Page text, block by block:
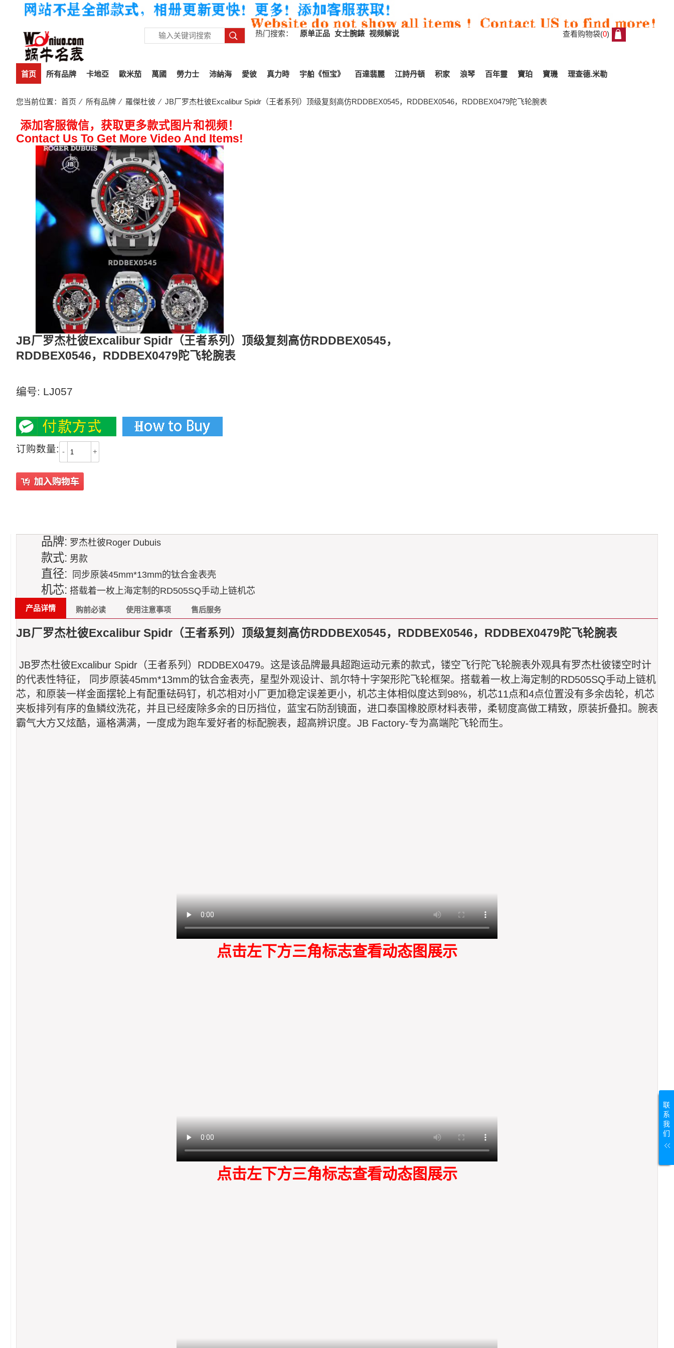
热门搜索： 原单正品 女士腕錶 视频解说 查看购物袋(0)
首页 所有品牌 卡地亞 歐米茄 萬國 勞力士 沛納海 愛彼 真力時 宇舶《恒宝》 百達翡麗 江詩丹頓 积家 浪琴 百年靈 寶珀 寶璣 理查德.米勒
您当前位置： 首页 ⁄ 所有品牌 ⁄ 羅傑杜彼 ⁄ JB厂罗杰杜彼Excalibur Spidr（王者系列）顶级复刻高仿RDDBEX0545，RDDBEX0546，RDDBEX0479陀飞轮腕表
添加客服微信，获取更多款式图片和视频！
Contact Us To Get More Video And Items!
JB厂罗杰杜彼Excalibur Spidr（王者系列）顶级复刻高仿RDDBEX0545，
RDDBEX0546，RDDBEX0479陀飞轮腕表
编号: LJ057
订购数量: - +
品牌: 罗杰杜彼Roger Dubuis
款式: 男款
直径: 同步原装45mm*13mm的钛合金表壳
机芯: 搭载着一枚上海定制的RD505SQ手动上链机芯
产品详情 购前必读 使用注意事项 售后服务
JB厂罗杰杜彼Excalibur Spidr（王者系列）顶级复刻高仿RDDBEX0545，RDDBEX0546，RDDBEX0479陀飞轮腕表
JB罗杰杜彼Excalibur Spidr（王者系列）RDDBEX0479。这是该品牌最具超跑运动元素的款式，镂空飞行陀飞轮腕表外观具有罗杰杜彼镂空时计
的代表性特征， 同步原装45mm*13mm的钛合金表壳，星型外观设计、凯尔特十字架形陀飞轮框架。搭载着一枚上海定制的RD505SQ手动上链机
芯，和原装一样金面摆轮上有配重砝码钉，机芯相对小厂更加稳定误差更小，机芯主体相似度达到98%，机芯11点和4点位置没有多余齿轮，机芯
夹板排列有序的鱼鳞纹洗花，并且已经废除多余的日历挡位，蓝宝石防刮镜面，进口泰国橡胶原材料表带，柔韧度高做工精致，原装折叠扣。腕表
霸气大方又炫酷，逼格满满，一度成为跑车爱好者的标配腕表，超高辨识度。JB Factory-专为高端陀飞轮而生。
点击左下方三角标志查看动态图展示
点击左下方三角标志查看动态图展示
联
系
我
们